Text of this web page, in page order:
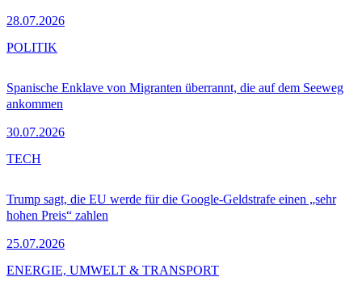
28.07.2026
Spanische Enklave von Migranten überrannt, die auf dem Seeweg
ankommen
30.07.2026
POLITIK
Trump sagt, die EU werde für die Google-Geldstrafe einen „sehr
hohen Preis“ zahlen
25.07.2026
TECH
ENERGIE, UMWELT & TRANSPORT